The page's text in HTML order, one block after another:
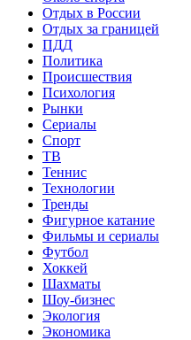
Отдых в России
Отдых за границей
ПДД
Политика
Происшествия
Психология
Рынки
Сериалы
Спорт
ТВ
Теннис
Технологии
Тренды
Фигурное катание
Фильмы и сериалы
Футбол
Хоккей
Шахматы
Шоу-бизнес
Экология
Экономика